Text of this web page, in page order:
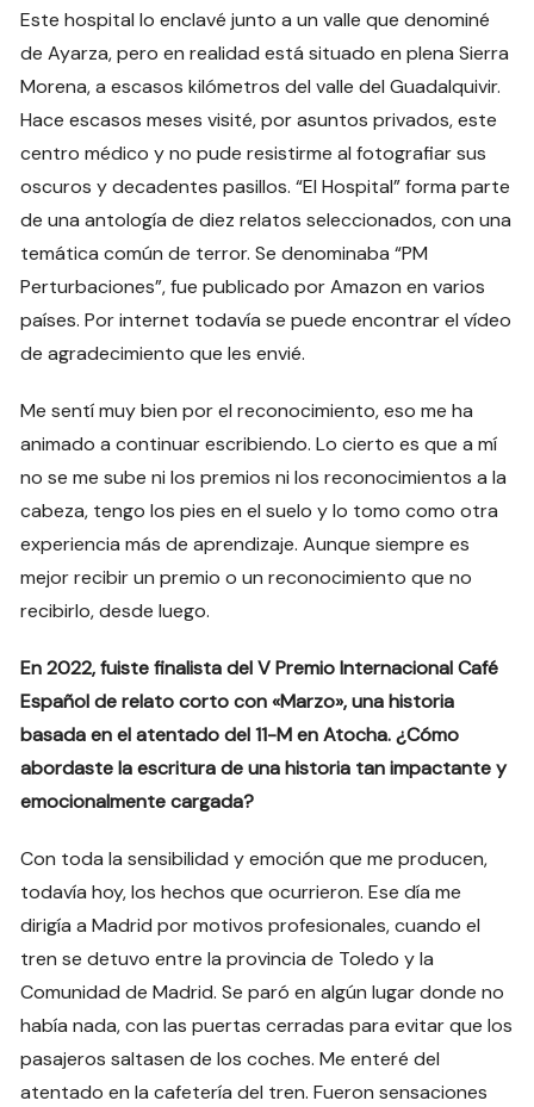
Este hospital lo enclavé junto a un valle que denominé
de Ayarza, pero en realidad está situado en plena Sierra
Morena, a escasos kilómetros del valle del Guadalquivir.
Hace escasos meses visité, por asuntos privados, este
centro médico y no pude resistirme al fotografiar sus
oscuros y decadentes pasillos. “El Hospital” forma parte
de una antología de diez relatos seleccionados, con una
temática común de terror. Se denominaba “PM
Perturbaciones”, fue publicado por Amazon en varios
países. Por internet todavía se puede encontrar el vídeo
de agradecimiento que les envié.
Me sentí muy bien por el reconocimiento, eso me ha
animado a continuar escribiendo. Lo cierto es que a mí
no se me sube ni los premios ni los reconocimientos a la
cabeza, tengo los pies en el suelo y lo tomo como otra
experiencia más de aprendizaje. Aunque siempre es
mejor recibir un premio o un reconocimiento que no
recibirlo, desde luego.
En 2022, fuiste finalista del V Premio Internacional Café
Español de relato corto con «Marzo», una historia
basada en el atentado del 11-M en Atocha. ¿Cómo
abordaste la escritura de una historia tan impactante y
emocionalmente cargada?
Con toda la sensibilidad y emoción que me producen,
todavía hoy, los hechos que ocurrieron. Ese día me
dirigía a Madrid por motivos profesionales, cuando el
tren se detuvo entre la provincia de Toledo y la
Comunidad de Madrid. Se paró en algún lugar donde no
había nada, con las puertas cerradas para evitar que los
pasajeros saltasen de los coches. Me enteré del
atentado en la cafetería del tren. Fueron sensaciones